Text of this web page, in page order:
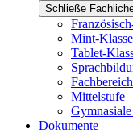
Schließe
Mint-Klasse
Tablet-
Mittelstufe
Dokumente